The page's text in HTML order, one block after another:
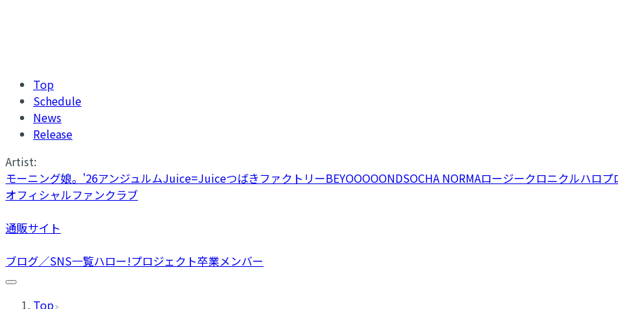
Top
Schedule
News
Release
Artist:
モーニング娘。'26アンジュルムJuice=JuiceつばきファクトリーBEYOOOOONDSOCHA NORMAロージークロニクルハロプ
オフィシャルファンクラブ
通販サイト
ブログ／SNS一覧ハロー!プロジェクト卒業メンバー
Top